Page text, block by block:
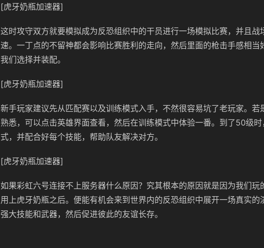
[虎牙奶瓶加速器]
这时攻守双方就要模拟成为反恐组织中的干员进行一场模拟比赛，并且战
速。一丁点的不留神都会影响比赛胜利的走向，然后里面的枪击手感相当
我们选择并装配。
[虎牙奶瓶加速器]
新手玩家建议先从匹配赛以及训练模式入手，不然很容易坑了老玩家。若
熟悉，可以点击英雄界面查看，然后在训练模式中体验一番。到了50级
式，并配合好每个技能，帮助队友解决对方。
[虎牙奶瓶加速器]
如果彩虹六号连接不上服务器什么原因？究其根本的原因就是因为我们玩
用上虎牙奶瓶之后。便能有机会来到世界内的反恐组织中展开一场真实的
强大技能和武器，然后促进彼此的友谊长存。